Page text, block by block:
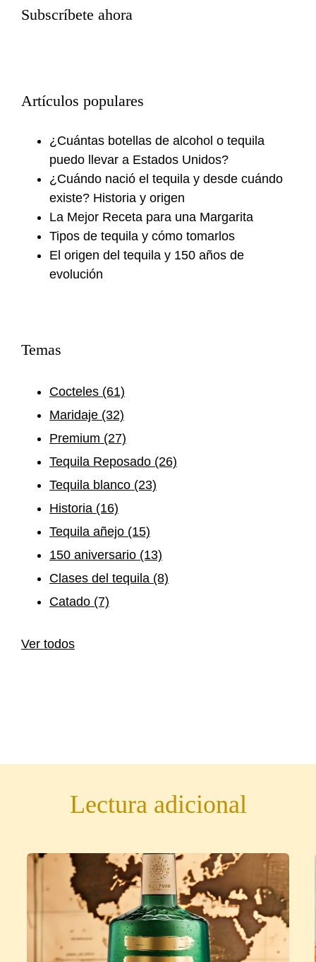
Subscríbete ahora
Artículos populares
¿Cuántas botellas de alcohol o tequila
puedo llevar a Estados Unidos?
¿Cuándo nació el tequila y desde cuándo
existe? Historia y origen
La Mejor Receta para una Margarita
Tipos de tequila y cómo tomarlos
El origen del tequila y 150 años de
evolución
Temas
Cocteles (61)
Maridaje (32)
Premium (27)
Tequila Reposado (26)
Tequila blanco (23)
Historia (16)
Tequila añejo (15)
150 aniversario (13)
Clases del tequila (8)
Catado (7)
Ver todos
Lectura adicional